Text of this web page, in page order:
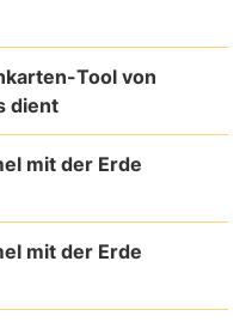
Tool von
dient
mit der Erde
mit der Erde